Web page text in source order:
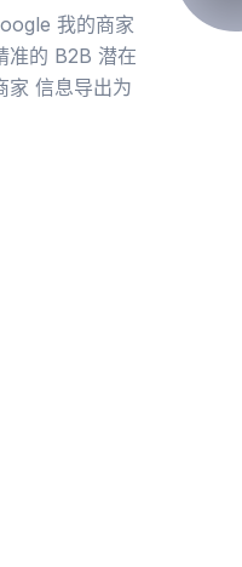
我的商家
准的 B2B 潜在
家 信息导出为